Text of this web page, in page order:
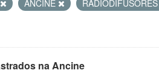
ANCINE
RADIODIFUSORES
na Ancine